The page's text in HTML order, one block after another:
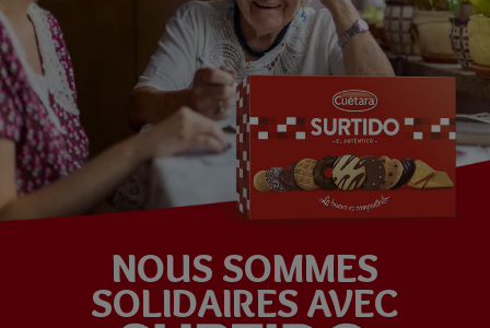
NOUS SOMMES
SOLIDAIRES AVEC